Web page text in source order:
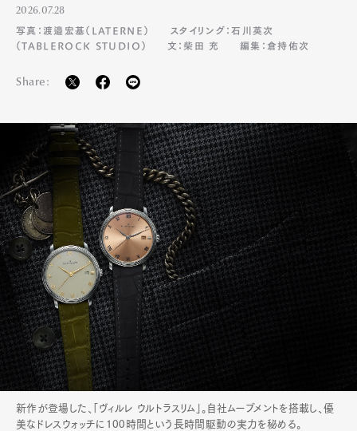
2026.07.28
写真：渡邉宏基（LATERNE）
スタイリング：石川英次
（TABLEROCK STUDIO）
文：柴田 充 編集：倉持佑次
Share:
新作が登場した、「ヴィルレ ウルトラスリム」。自社ムーブメントを搭載し、優
美なドレスウォッチに100時間という長時間駆動の実力を秘める。